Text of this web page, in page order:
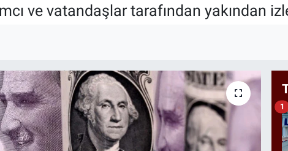
ve vatandaşlar tarafından yakından
1